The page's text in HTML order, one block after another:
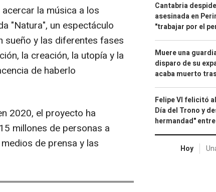
la música a los
"Natura", un espectáculo
sueño y las diferentes fases
la creación, la utopía y la
de haberlo
2020, el proyecto ha
millones de personas a
de prensa y las
Cantabria
asesinada en
"trabajar por el
Muere una
disparo de su
acaba muerto
Felipe VI felicitó
Día del Trono y
hermandad"
Hoy